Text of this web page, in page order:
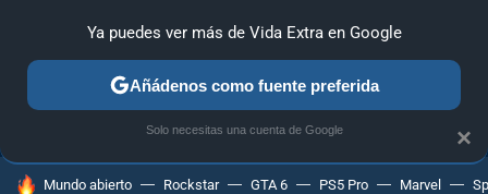
ANÁLISIS GUÍAS Y TRUCOS PC SONY NINTENDO
HOY SE HABLA DE
Mundo abierto Rockstar GTA 6 PS5 Pro Marvel
×
Ya puedes ver más de Vida Extra en Google
Añádenos como fuente preferida
Solo necesitas una cuenta de Google